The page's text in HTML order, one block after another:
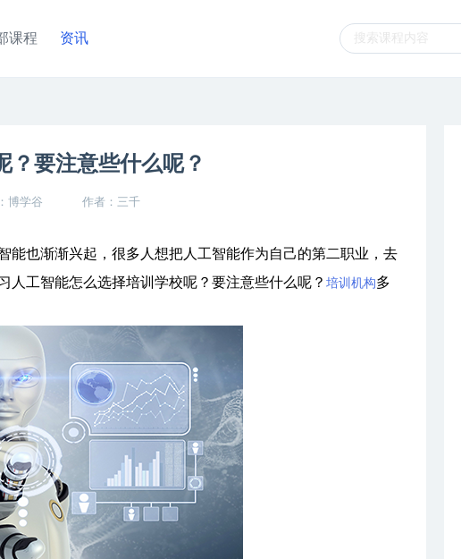
课程 资讯
？要注意些什么呢？
博学谷 作者：三千
也渐渐兴起，很多人想把人工智能作为自己的第二职业，去
工智能怎么选择培训学校呢？要注意些什么呢？ 培训机构多